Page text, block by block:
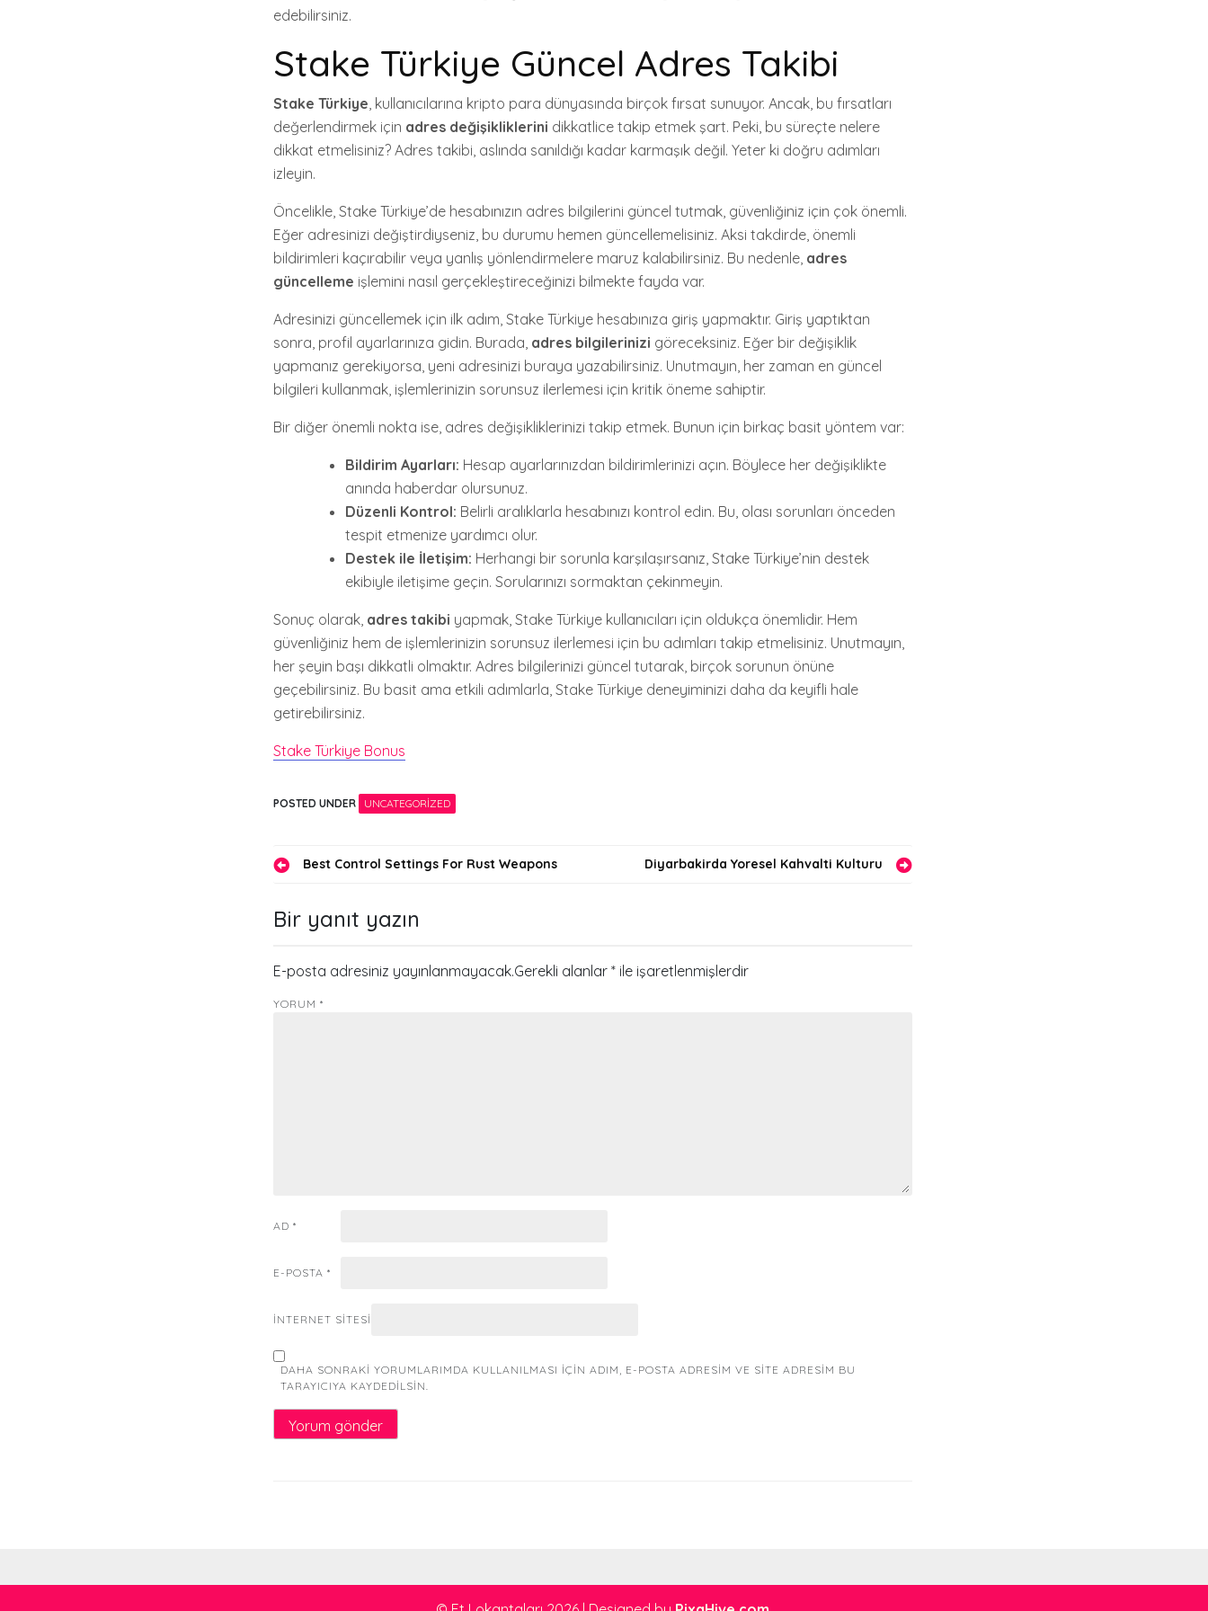
edebilirsiniz.
Stake Türkiye Güncel Adres Takibi
Stake Türkiye, kullanıcılarına kripto para dünyasında birçok fırsat sunuyor. Ancak, bu fırsatları
değerlendirmek için adres değişikliklerini dikkatlice takip etmek şart. Peki, bu süreçte nelere
dikkat etmelisiniz? Adres takibi, aslında sanıldığı kadar karmaşık değil. Yeter ki doğru adımları
izleyin.
Öncelikle, Stake Türkiye’de hesabınızın adres bilgilerini güncel tutmak, güvenliğiniz için çok önemli.
Eğer adresinizi değiştirdiyseniz, bu durumu hemen güncellemelisiniz. Aksi takdirde, önemli
bildirimleri kaçırabilir veya yanlış yönlendirmelere maruz kalabilirsiniz. Bu nedenle, adres
güncelleme işlemini nasıl gerçekleştireceğinizi bilmekte fayda var.
Adresinizi güncellemek için ilk adım, Stake Türkiye hesabınıza giriş yapmaktır. Giriş yaptıktan
sonra, profil ayarlarınıza gidin. Burada, adres bilgilerinizi göreceksiniz. Eğer bir değişiklik
yapmanız gerekiyorsa, yeni adresinizi buraya yazabilirsiniz. Unutmayın, her zaman en güncel
bilgileri kullanmak, işlemlerinizin sorunsuz ilerlemesi için kritik öneme sahiptir.
Bir diğer önemli nokta ise, adres değişikliklerinizi takip etmek. Bunun için birkaç basit yöntem var:
Bildirim Ayarları: Hesap ayarlarınızdan bildirimlerinizi açın. Böylece her değişiklikte
anında haberdar olursunuz.
Düzenli Kontrol: Belirli aralıklarla hesabınızı kontrol edin. Bu, olası sorunları önceden
tespit etmenize yardımcı olur.
Destek ile İletişim: Herhangi bir sorunla karşılaşırsanız, Stake Türkiye’nin destek
ekibiyle iletişime geçin. Sorularınızı sormaktan çekinmeyin.
Sonuç olarak, adres takibi yapmak, Stake Türkiye kullanıcıları için oldukça önemlidir. Hem
güvenliğiniz hem de işlemlerinizin sorunsuz ilerlemesi için bu adımları takip etmelisiniz. Unutmayın,
her şeyin başı dikkatli olmaktır. Adres bilgilerinizi güncel tutarak, birçok sorunun önüne
geçebilirsiniz. Bu basit ama etkili adımlarla, Stake Türkiye deneyiminizi daha da keyifli hale
getirebilirsiniz.
Stake Türkiye Bonus
POSTED UNDER UNCATEGORIZED
Yazı
gezinmesi
Best Control Settings For Rust Weapons Diyarbakirda Yoresel Kahvalti Kulturu
Bir yanıt yazın
E-posta adresiniz yayınlanmayacak.Gerekli alanlar * ile işaretlenmişlerdir
YORUM *
AD *
E-POSTA *
İNTERNET SITESI
DAHA SONRAKI YORUMLARIMDA KULLANILMASI IÇIN ADIM, E-POSTA ADRESIM VE SITE ADRESIM BU
TARAYICIYA KAYDEDILSIN.